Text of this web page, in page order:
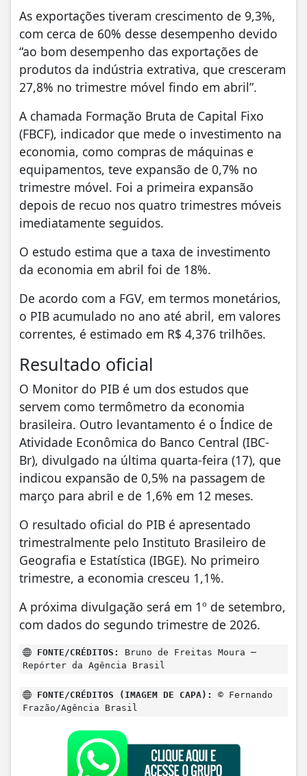
As exportações tiveram crescimento de 9,3%,
com cerca de 60% desse desempenho devido
“ao bom desempenho das exportações de
produtos da indústria extrativa, que cresceram
27,8% no trimestre móvel findo em abril”.
A chamada Formação Bruta de Capital Fixo
(FBCF), indicador que mede o investimento na
economia, como compras de máquinas e
equipamentos, teve expansão de 0,7% no
trimestre móvel. Foi a primeira expansão
depois de recuo nos quatro trimestres móveis
imediatamente seguidos.
O estudo estima que a taxa de investimento
da economia em abril foi de 18%.
De acordo com a FGV, em termos monetários,
o PIB acumulado no ano até abril, em valores
correntes, é estimado em R$ 4,376 trilhões.
Resultado oficial
O Monitor do PIB é um dos estudos que
servem como termômetro da economia
brasileira. Outro levantamento é o Índice de
Atividade Econômica do Banco Central (IBC-
Br), divulgado na última quarta-feira (17), que
indicou expansão de 0,5% na passagem de
março para abril e de 1,6% em 12 meses.
O resultado oficial do PIB é apresentado
trimestralmente pelo Instituto Brasileiro de
Geografia e Estatística (IBGE). No primeiro
trimestre, a economia cresceu 1,1%.
A próxima divulgação será em 1º de setembro,
com dados do segundo trimestre de 2026.
FONTE/CRÉDITOS:
Bruno de Freitas Moura ─
Repórter da Agência Brasil
FONTE/CRÉDITOS (IMAGEM DE CAPA):
© Fernando
Frazão/Agência Brasil